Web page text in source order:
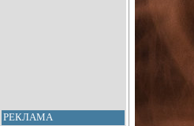
РЕКЛАМА